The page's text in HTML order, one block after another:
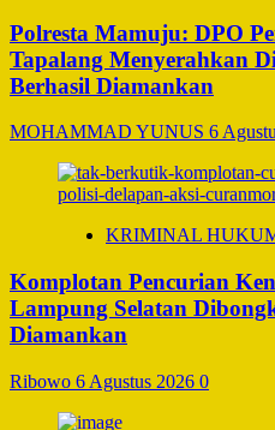
Polresta Mamuju: DPO
Tapalang Menyerahkan
Berhasil Diamankan
MOHAMMAD YUNUS 6
KRIMINAL
Komplotan Pencurian
Lampung Selatan
Diamankan
Ribowo 6 Agustus 2026 0